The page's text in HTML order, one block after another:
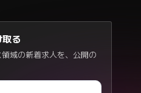
る
域の新着求人を、公開の